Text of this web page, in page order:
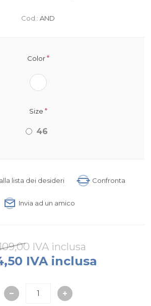
Cod.: AND
Color*
Size *
46
lista dei desideri Confronta
Invia ad un amico
IVA inclusa
IVA inclusa